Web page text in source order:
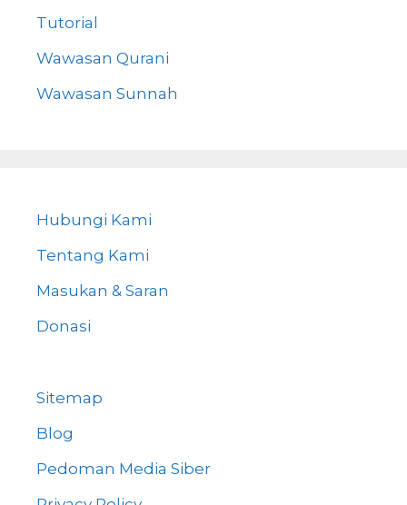
Tutorial
Wawasan Qurani
Wawasan Sunnah
Hubungi Kami
Tentang Kami
Masukan & Saran
Donasi
Sitemap
Blog
Pedoman Media Siber